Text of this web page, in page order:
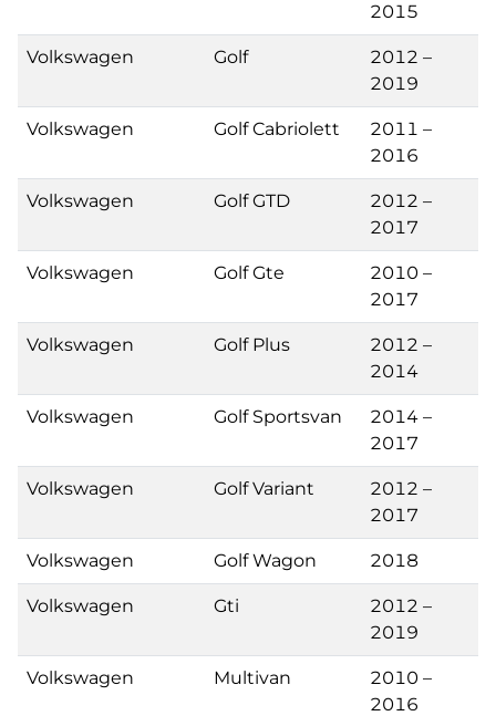
2015
Volkswagen Golf
2012 –
2019
Volkswagen Golf Cabriolett
2011 –
2016
Volkswagen Golf GTD
2012 –
2017
Volkswagen Golf Gte
2010 –
2017
Volkswagen Golf Plus
2012 –
2014
Volkswagen Golf Sportsvan
2014 –
2017
Volkswagen Golf Variant
2012 –
2017
Volkswagen Golf Wagon 2018
Volkswagen Gti
2012 –
2019
Volkswagen Multivan
2010 –
2016